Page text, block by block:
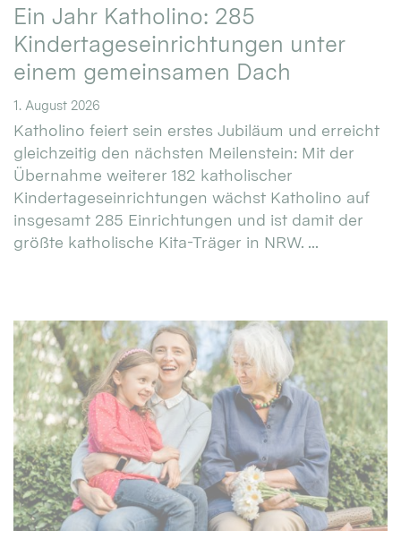
Ein Jahr Katholino: 285
Kindertageseinrichtungen unter
einem gemeinsamen Dach
1. August 2026
Katholino feiert sein erstes Jubiläum und erreicht
gleichzeitig den nächsten Meilenstein: Mit der
Übernahme weiterer 182 katholischer
Kindertageseinrichtungen wächst Katholino auf
insgesamt 285 Einrichtungen und ist damit der
größte katholische Kita-Träger in NRW. ...